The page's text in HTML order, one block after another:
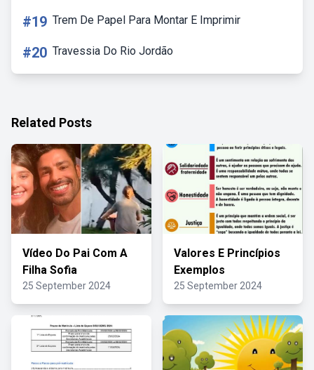
#19 Trem De Papel Para Montar E Imprimir
#20 Travessia Do Rio Jordão
Related Posts
Vídeo Do Pai Com A
Filha Sofia
25 September 2024
Valores E Princípios
Exemplos
25 September 2024